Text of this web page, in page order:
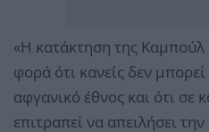
«Η κατάκτηση της Καμπούλ
φορά ότι κανείς δεν
αφγανικό έθνος και ότι σε
επιτραπεί να απειλήσει